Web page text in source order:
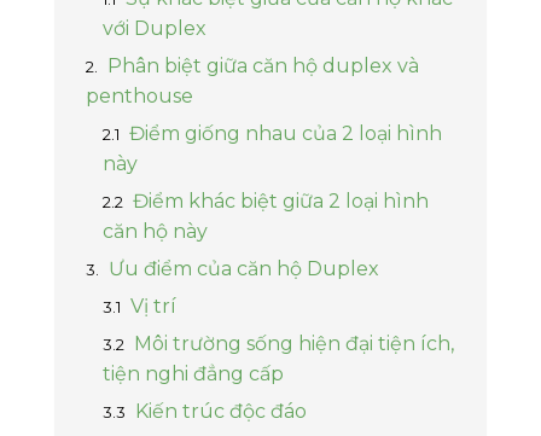
Lâm Đồng
Thừa Thiên Huế
Kiên Giang
Bắc Ninh
Quảng Ninh
Thanh Hóa
Nghệ An
Hải Dương
Tất cả mức giá
Tất cả mức giá
Châu Đốc
Tây Bắc
Tây Nam
với Duplex
Phân biệt giữa căn hộ duplex và
penthouse
Điểm giống nhau của 2 loại hình
này
Điểm khác biệt giữa 2 loại hình
căn hộ này
Ưu điểm của căn hộ Duplex
Vị trí
Môi trường sống hiện đại tiện ích,
tiện nghi đẳng cấp
Kiến trúc độc đáo